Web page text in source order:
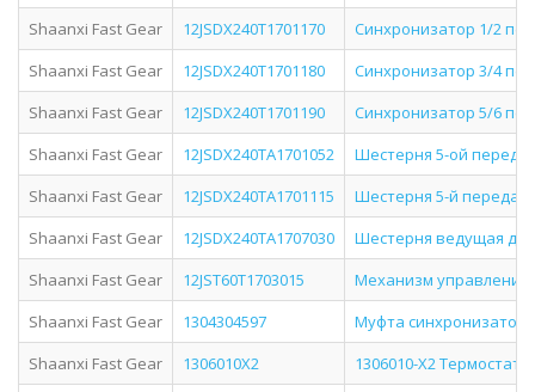
Shaanxi Fast Gear
12JSDX240T1701170
Синхронизатор 1/2
Shaanxi Fast Gear
12JSDX240T1701180
Синхронизатор 3/4
Shaanxi Fast Gear
12JSDX240T1701190
Синхронизатор 5/6
Shaanxi Fast Gear
12JSDX240TA1701052
Шестерня 5-ой
Shaanxi Fast Gear
12JSDX240TA1701115
Шестерня 5-й
Shaanxi Fast Gear
12JSDX240TA1707030
Шестерня ведущая
Shaanxi Fast Gear
12JST60T1703015
Механизм
Shaanxi Fast Gear
1304304597
Муфта синхронизатора
Shaanxi Fast Gear
1306010X2
1306010-X2 Термостат